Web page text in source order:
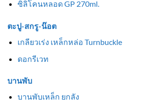
ซิลิโคนหลอด GP 270ml.
ตะปู-สกรู-น๊อต
เกลียวเร่ง เหล็กหล่อ Turnbuckle
ดอกรีเวท
บานพับ
บานพับเหล็ก ยกลัง